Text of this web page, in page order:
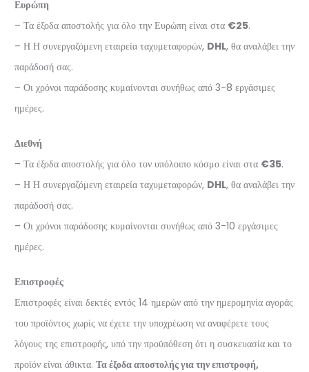
Ευρώπη
– Τα έξοδα αποστολής για όλο την Ευρώπη είναι στα €25.
– Η Η συνεργαζόμενη εταιρεία ταχυμεταφορών, DHL, θα αναλάβει την
παράδοσή σας.
– Οι χρόνοι παράδοσης κυμαίνονται συνήθως από 3-8 εργάσιμες
ημέρες.
Διεθνή
– Τα έξοδα αποστολής για όλο τον υπόλοιπο κόσμο είναι στα €35.
– Η Η συνεργαζόμενη εταιρεία ταχυμεταφορών, DHL, θα αναλάβει την
παράδοσή σας.
– Οι χρόνοι παράδοσης κυμαίνονται συνήθως από 3-10 εργάσιμες
ημέρες.
Επιστροφές
Επιστροφές είναι δεκτές εντός 14 ημερών από την ημερομηνία αγοράς
του προϊόντος χωρίς να έχετε την υποχρέωση να αναφέρετε τους
λόγους της επιστροφής, υπό την προϋπόθεση ότι η συσκευασία και το
προϊόν είναι άθικτα. Τα έξοδα αποστολής για την επιστροφή,